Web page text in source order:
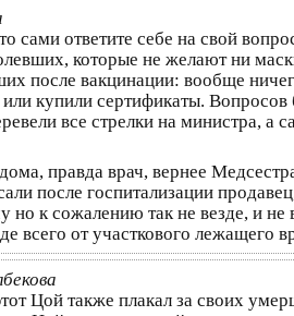
сами ответите себе на свой
которые не желают ни
после вакцинации: вообще
купили сертификаты. Вопросов
все стрелки на министра, а
правда врач, вернее
после госпитализации
но к сожалению так не везде, и
всего от участкового
Цой также плакал за своих